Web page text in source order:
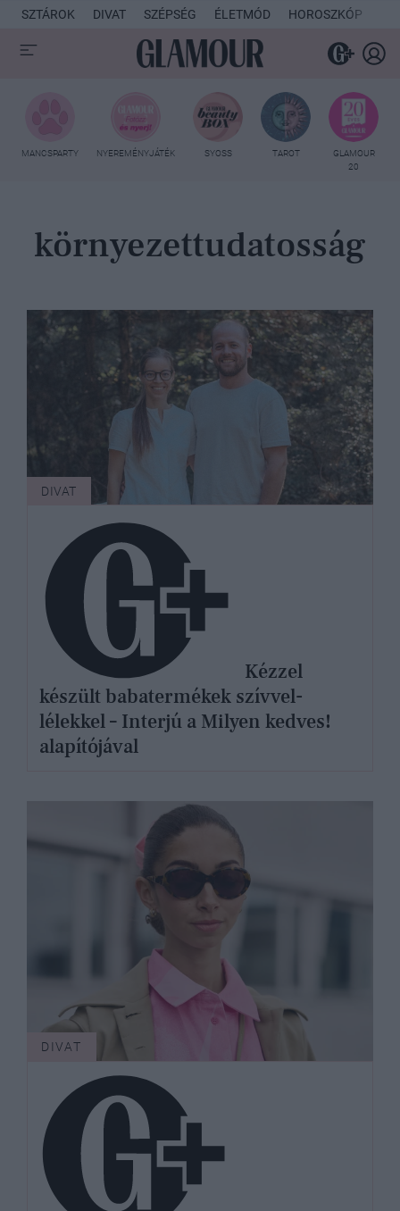
SZTÁROK DIVAT SZÉPSÉG ÉLETMÓD HOROSZKÓP
MANCSPARTY NYEREMÉNYJÁTÉK SYOSS TAROT
GLAMOUR
20
környezettudatosság
DIVAT
Kézzel
készült babatermékek szívvel-
lélekkel – Interjú a Milyen kedves!
alapítójával
DIVAT